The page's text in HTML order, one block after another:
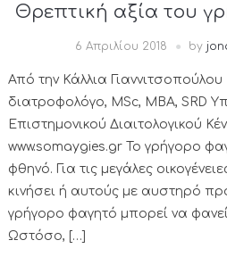
Θρεπτική αξία του
6 Απριλίου 2018 by
Από την Κάλλια Γιαννιτσοπούλου
διατροφολόγο, MSc, MBA, SRD
Επιστημονικού Διαιτολογικού
www.somaygies.gr Το γρήγορο
φθηνό. Για τις μεγάλες
κινήσει ή αυτούς με αυστηρό
γρήγορο φαγητό μπορεί να
Ωστόσο, […]